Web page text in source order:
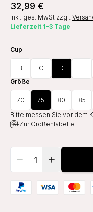
32,99 €
inkl. ges. MwSt zzgl.
Lieferzeit 1-3 Tage
Cup
B C D E
Größe
70 75 80 85
Bitte messen Sie vor dem
Zur Größentabelle